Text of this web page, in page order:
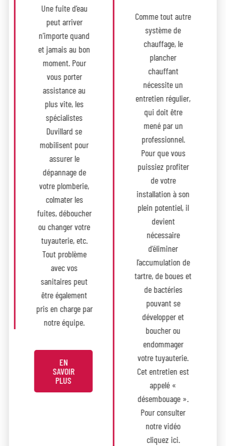
Une fuite d’eau
peut arriver
n’importe quand
et jamais au bon
moment. Pour
vous porter
assistance au
plus vite, les
spécialistes
Duvillard se
mobilisent pour
assurer le
dépannage de
votre plomberie,
colmater les
fuites, déboucher
ou changer votre
tuyauterie, etc.
Tout problème
avec vos
sanitaires peut
être également
pris en charge par
notre équipe.
EN
SAVOIR
PLUS
Comme tout autre
système de
chauffage, le
plancher
chauffant
nécessite un
entretien régulier,
qui doit être
mené par un
professionnel.
Pour que vous
puissiez profiter
de votre
installation à son
plein potentiel, il
devient
nécessaire
d’éliminer
l’accumulation de
tartre, de boues et
de bactéries
pouvant se
développer et
boucher ou
endommager
votre tuyauterie.
Cet entretien est
appelé «
désembouage ».
Pour consulter
notre vidéo
cliquez ici.